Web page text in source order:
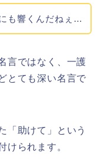
も響くんだねぇ…
言ではなく、一護
とても深い名言で
「助けて」という
けられます。